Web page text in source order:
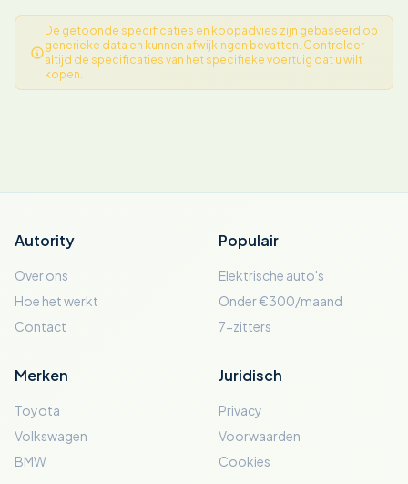
De getoonde specificaties en koopadvies zijn gebaseerd op
generieke data en kunnen afwijkingen bevatten. Controleer
altijd de specificaties van het specifieke voertuig dat u wilt
kopen.
Autority
Over ons
Hoe het werkt
Contact
Populair
Elektrische auto's
Onder €300/maand
7-zitters
Merken
Toyota
Volkswagen
BMW
Juridisch
Privacy
Voorwaarden
Cookies